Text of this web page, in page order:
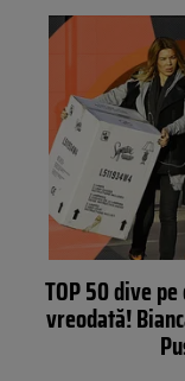
TOP 50 dive
vreodată!